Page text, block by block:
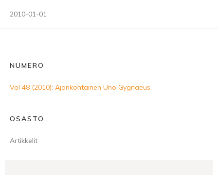
2010-01-01
NUMERO
Vol 48 (2010): Ajankohtainen Uno Gygnaeus
OSASTO
Artikkelit